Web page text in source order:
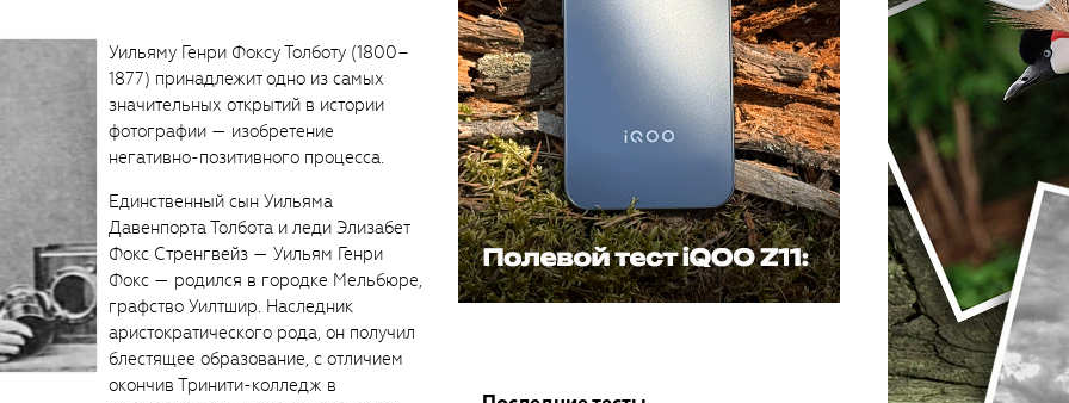
Уильяму Генри Фоксу Толботу (1800–
1877) принадлежит одно из самых
значительных открытий в истории
фотографии — изобретение
негативно-позитивного процесса.
Единственный сын Уильяма
Давенпорта Толбота и леди Элизабет
Фокс Стренгвейз — Уильям Генри
Фокс — родился в городке Мельбюре,
графство Уилтшир. Наследник
аристократического рода, он получил
блестящее образование, с отличием
окончив Тринити-колледж в